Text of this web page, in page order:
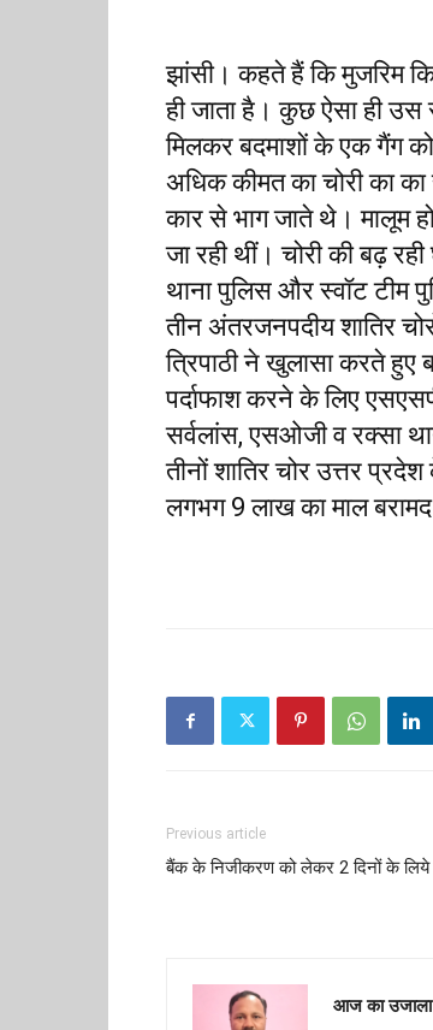
झांसी। कहते हैं कि मुजरिम
ही जाता है। कुछ ऐसा ही
मिलकर बदमाशों के एक गैंग
अधिक कीमत का चोरी का
कार से भाग जाते थे। मालूम
जा रही थीं। चोरी की बढ़
थाना पुलिस और स्वॉट टीम
तीन अंतरजनपदीय शातिर
त्रिपाठी ने खुलासा करते हुए
पर्दाफाश करने के लिए
सर्वलांस, एसओजी व रक्सा
तीनों शातिर चोर उत्तर
लगभग 9 लाख का माल बरामद
Previous article
बैंक के निजीकरण को लेकर 2 दिनों के
आज का उजाला